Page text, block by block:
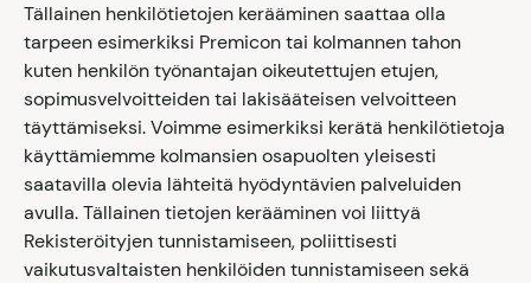
Tällainen henkilötietojen kerääminen saattaa olla
tarpeen esimerkiksi Premicon tai kolmannen tahon
kuten henkilön työnantajan oikeutettujen etujen,
sopimusvelvoitteiden tai lakisääteisen velvoitteen
täyttämiseksi. Voimme esimerkiksi kerätä henkilötietoja
käyttämiemme kolmansien osapuolten yleisesti
saatavilla olevia lähteitä hyödyntävien palveluiden
avulla. Tällainen tietojen kerääminen voi liittyä
Rekisteröityjen tunnistamiseen, poliittisesti
vaikutusvaltaisten henkilöiden tunnistamiseen sekä